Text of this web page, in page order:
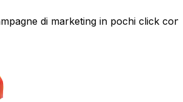
di marketing in pochi click con